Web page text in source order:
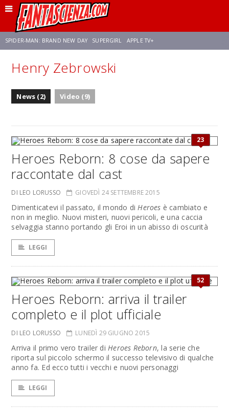
SPIDER-MAN: BRAND NEW DAY SUPERGIRL APPLE TV+
FRANCO RICCIARDIELLO ZENDAYA STAR TREK
Henry Zebrowski
News (2) Video (9)
23
Heroes Reborn: 8 cose da sapere
raccontate dal cast
DI LEO LORUSSO GIOVEDÌ 24 SETTEMBRE 2015
Dimenticatevi il passato, il mondo diHeroes è cambiato e
non in meglio. Nuovi misteri, nuovi pericoli, e una caccia
selvaggia stanno portando gli Eroi in un abisso di oscurità
LEGGI
52
Heroes Reborn: arriva il trailer
completo e il plot ufficiale
DI LEO LORUSSO LUNEDÌ 29 GIUGNO 2015
Arriva il primo vero trailer diHeroes Reborn, la serie che
riporta sul piccolo schermo il successo televisivo di qualche
anno fa. Ed ecco tutti i vecchi e nuovi personaggi
LEGGI